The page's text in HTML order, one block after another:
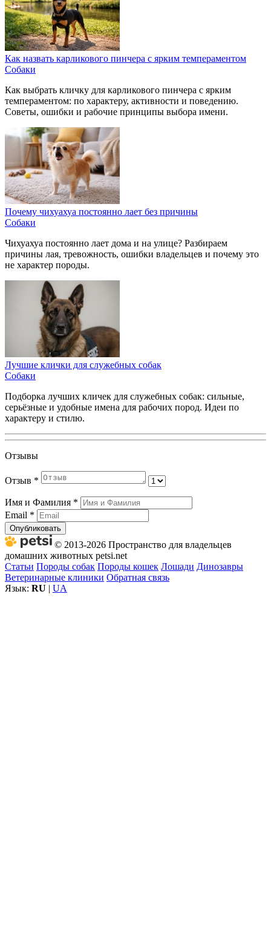
Как назвать карликового пинчера с ярким темпераментом
Собаки
Как выбрать кличку для карликового пинчера с ярким
темпераментом: по характеру, активности и поведению.
Советы, ошибки и рабочие принципы выбора имени.
Почему чихуахуа постоянно лает без причины
Собаки
Чихуахуа постоянно лает дома и на улице? Разбираем
причины лая, тревожность, ошибки владельцев и почему это
не характер породы.
Лучшие клички для служебных собак
Собаки
Подборка лучших кличек для служебных собак: сильные,
серьёзные и удобные имена для рабочих пород. Идеи по
характеру и стилю.
Отзывы
Отзыв *
Имя и Фамилия *
Email *
Опубликовать
© 2013-2026 Пространство для владельцев
домашних животных petsi.net
Статьи Породы собак Породы кошек Лошади Динозавры
Ветеринарные клиники Обратная связь
Язык: RU | UA